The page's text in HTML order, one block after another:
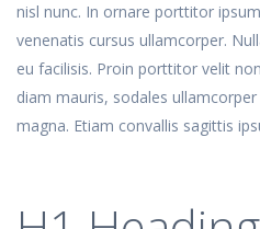
nisl nunc. In ornare porttitor
venenatis cursus ullamcorper.
eu facilisis. Proin porttitor velit
diam mauris, sodales
magna. Etiam convallis sagittis